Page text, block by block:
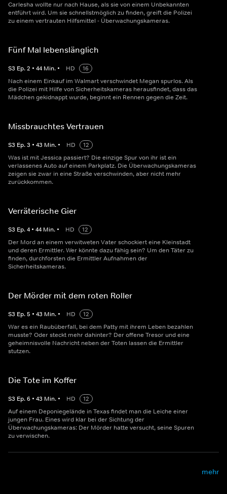
Carlesha wollte nur nach Hause, als sie von einem Unbekannten
entführt wird. Um sie schnellstmöglich zu finden, greift die Polizei
zu einem vertrauten Hilfsmittel - Überwachungskameras.
Fünf Mal lebenslänglich
S3 Ep.2 • 44 Min. • HD
16
Nach einem Einkauf im Walmart verschwindet Megan spurlos. Als
die Polizei mit Hilfe von Sicherheitskameras herausfindet, dass das
Mädchen gekidnappt wurde, beginnt ein Rennen gegen die Zeit.
Missbrauchtes Vertrauen
S3 Ep.3 • 43 Min. • HD
12
Was ist mit Jessica passiert? Die einzige Spur von ihr ist ein
verlassenes Auto auf einem Parkplatz. Die Überwachungskameras
zeigen sie zwar in eine Straße verschwinden, aber nicht mehr
zurückkommen.
Verräterische Gier
S3 Ep.4 • 44 Min. • HD
12
Der Mord an einem verwitweten Vater schockiert eine Kleinstadt
und deren Ermittler. Wer könnte dazu fähig sein? Um den Täter zu
finden, durchforsten die Ermittler Aufnahmen der
Sicherheitskameras.
Der Mörder mit dem roten Roller
S3 Ep.5 • 43 Min. • HD
12
War es ein Raubüberfall, bei dem Patty mit ihrem Leben bezahlen
musste? Oder steckt mehr dahinter? Der offene Tresor und eine
geheimnisvolle Nachricht neben der Toten lassen die Ermittler
stutzen.
Die Tote im Koffer
S3 Ep.6 • 43 Min. • HD
12
Auf einem Deponiegelände in Texas findet man die Leiche einer
jungen Frau. Eines wird klar bei der Sichtung der
Überwachungskameras: Der Mörder hatte versucht, seine Spuren
zu verwischen.
mehr